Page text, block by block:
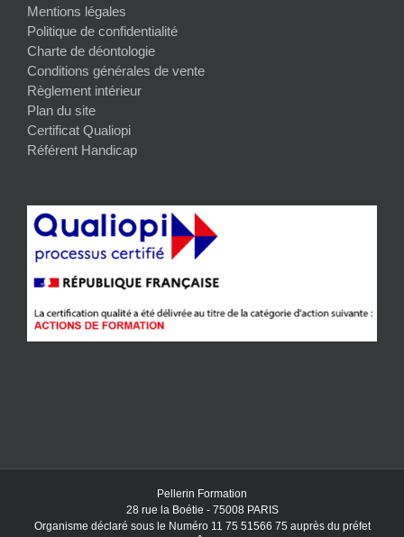
Mentions légales
Politique de confidentialité
Charte de déontologie
Conditions générales de vente
Règlement intérieur
Plan du site
Certificat Qualiopi
Référent Handicap
Pellerin Formation
28 rue la Boétie - 75008 PARIS
Organisme déclaré sous le Numéro 11 75 51566 75 auprès du préfet